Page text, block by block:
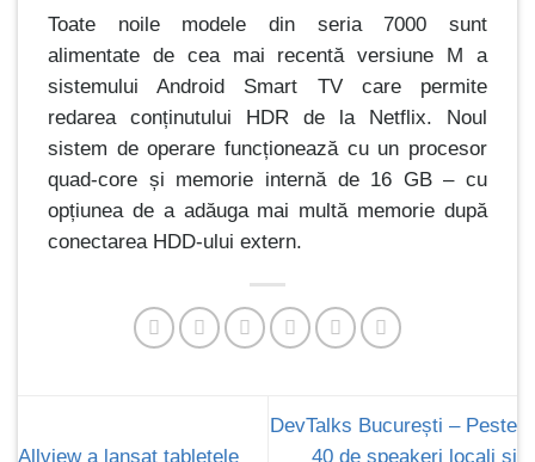
Toate noile modele din seria 7000 sunt
alimentate de cea mai recentă versiune M a
sistemului Android Smart TV care permite
redarea conținutului HDR de la Netflix. Noul
sistem de operare funcționează cu un procesor
quad-core și memorie internă de 16 GB – cu
opțiunea de a adăuga mai multă memorie după
conectarea HDD-ului extern.
Allview a lansat tabletele
DevTalks București – Peste
40 de speakeri locali și